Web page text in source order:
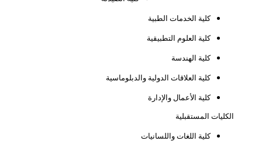
كلية الخدمات الطبية
كلية العلوم التطبيقية
كلية الهندسة
كلية العلاقات الدولية والدبلوماسية
كلية الأعمال والإدارة
الكليات المستقبلية
كلية اللغات واللسانيات